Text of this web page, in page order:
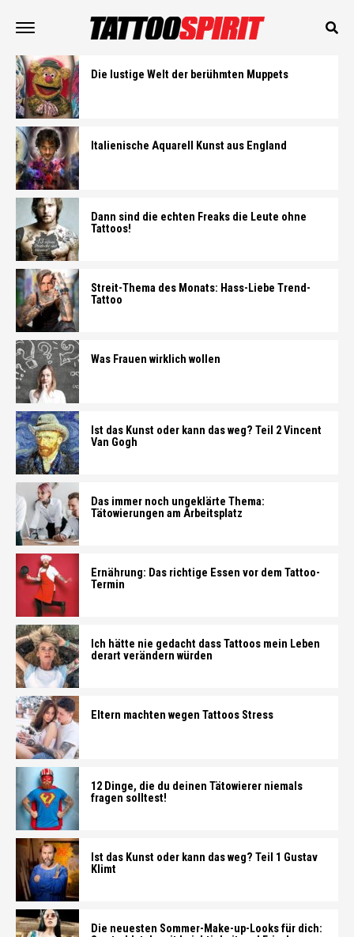
Die lustige Welt der berühmten Muppets
Italienische Aquarell Kunst aus England
Dann sind die echten Freaks die Leute ohne
Tattoos!
Streit-Thema des Monats: Hass-Liebe Trend-
Tattoo
Was Frauen wirklich wollen
Ist das Kunst oder kann das weg? Teil 2 Vincent
Van Gogh
Das immer noch ungeklärte Thema:
Tätowierungen am Arbeitsplatz
Ernährung: Das richtige Essen vor dem Tattoo-
Termin
Ich hätte nie gedacht dass Tattoos mein Leben
derart verändern würden
Eltern machten wegen Tattoos Stress
12 Dinge, die du deinen Tätowierer niemals
fragen solltest!
Ist das Kunst oder kann das weg? Teil 1 Gustav
Klimt
Die neuesten Sommer-Make-up-Looks für dich: